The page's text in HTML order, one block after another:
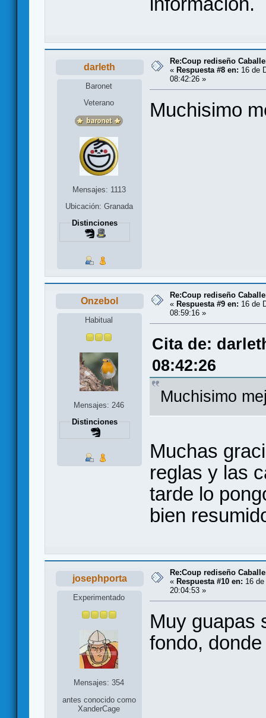
darleth
Baronet
Veterano
Mensajes: 1113
Ubicación: Granada
Distinciones
Re:Coup rediseño
« Respuesta #8 en: 16 de
08:42:26 »
Muchisimo
Onzebol
Habitual
Mensajes: 246
Distinciones
Re:Coup rediseño
« Respuesta #9 en: 16 de
08:59:16 »
Cita de:
08:42:26
Muchisimo
Muchas
reglas y las
tarde lo
bien
josephporta
Experimentado
Mensajes: 354
antes conocido como
XanderCage
Re:Coup rediseño
« Respuesta #10 en: 16
20:04:53 »
Muy guapas
fondo,